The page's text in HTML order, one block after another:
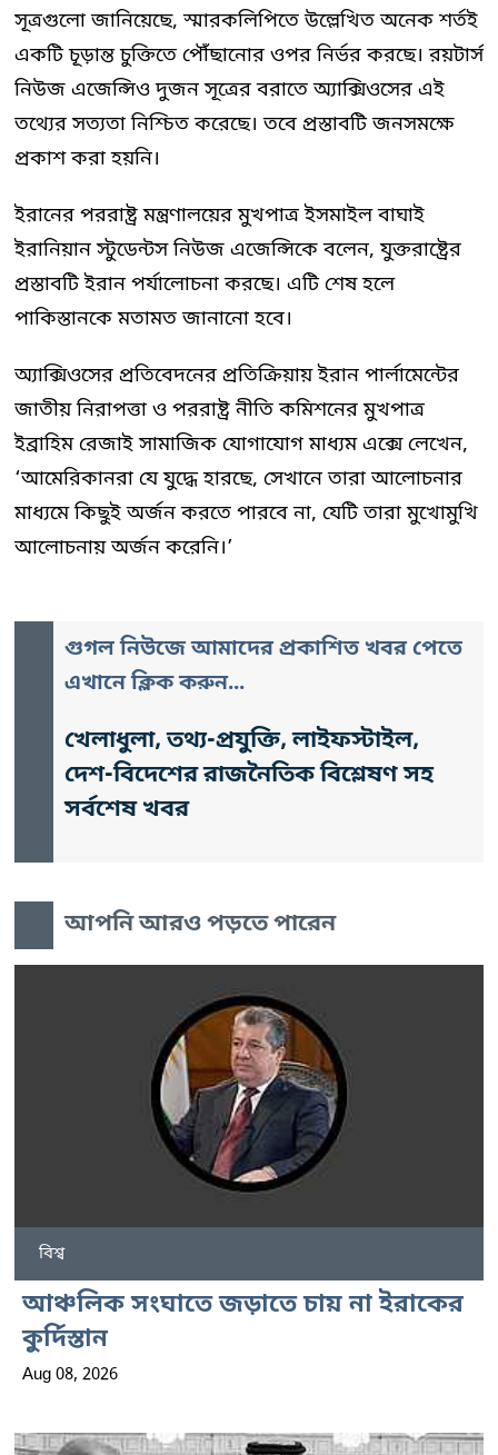
সূত্রগুলো জানিয়েছে, স্মারকলিপিতে উল্লেখিত অনেক শর্তই
একটি চূড়ান্ত চুক্তিতে পৌঁছানোর ওপর নির্ভর করছে। রয়টার্স
নিউজ এজেন্সিও দুজন সূত্রের বরাতে অ্যাক্সিওসের এই
তথ্যের সত্যতা নিশ্চিত করেছে। তবে প্রস্তাবটি জনসমক্ষে
প্রকাশ করা হয়নি।
ইরানের পররাষ্ট্র মন্ত্রণালয়ের মুখপাত্র ইসমাইল বাঘাই
ইরানিয়ান স্টুডেন্টস নিউজ এজেন্সিকে বলেন, যুক্তরাষ্ট্রের
প্রস্তাবটি ইরান পর্যালোচনা করছে। এটি শেষ হলে
পাকিস্তানকে মতামত জানানো হবে।
অ্যাক্সিওসের প্রতিবেদনের প্রতিক্রিয়ায় ইরান পার্লামেন্টের
জাতীয় নিরাপত্তা ও পররাষ্ট্র নীতি কমিশনের মুখপাত্র
ইব্রাহিম রেজাই সামাজিক যোগাযোগ মাধ্যম এক্সে লেখেন,
‘আমেরিকানরা যে যুদ্ধে হারছে, সেখানে তারা আলোচনার
মাধ্যমে কিছুই অর্জন করতে পারবে না, যেটি তারা মুখোমুখি
আলোচনায় অর্জন করেনি।’
গুগল নিউজে আমাদের প্রকাশিত খবর পেতে
এখানে ক্লিক করুন...
খেলাধুলা, তথ্য-প্রযুক্তি, লাইফস্টাইল,
দেশ-বিদেশের রাজনৈতিক বিশ্লেষণ সহ
সর্বশেষ খবর
আপনি আরও পড়তে পারেন
বিশ্ব
আঞ্চলিক সংঘাতে জড়াতে চায় না ইরাকের
কুর্দিস্তান
Aug 08, 2026